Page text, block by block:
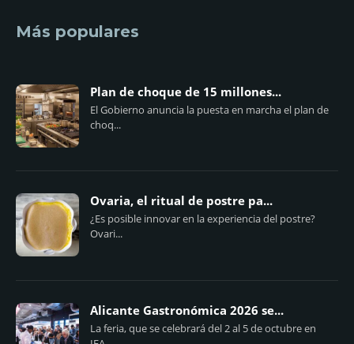
Más populares
Plan de choque de 15 millones...
El Gobierno anuncia la puesta en marcha el plan de
choq...
Ovaria, el ritual de postre pa...
¿Es posible innovar en la experiencia del postre?
Ovari...
Alicante Gastronómica 2026 se...
La feria, que se celebrará del 2 al 5 de octubre en